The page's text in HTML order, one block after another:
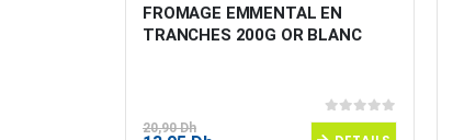
FROMAGE EMMENTAL EN
TRANCHES 200G OR BLANC
0sur 5
20,90Dh